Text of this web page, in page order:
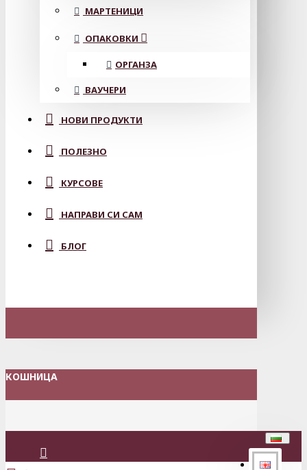
МАРТЕНИЦИ
ОПАКОВКИ
ОРГАНЗА
ВАУЧЕРИ
НОВИ ПРОДУКТИ
ПОЛЕЗНО
КУРСОВЕ
НАПРАВИ СИ САМ
БЛОГ
КОШНИЦА